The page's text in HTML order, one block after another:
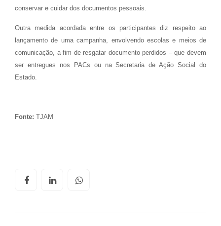
conservar e cuidar dos documentos pessoais.
Outra medida acordada entre os participantes diz respeito ao
lançamento de uma campanha, envolvendo escolas e meios de
comunicação, a fim de resgatar documento perdidos – que devem
ser entregues nos PACs ou na Secretaria de Ação Social do
Estado.
Fonte: TJAM